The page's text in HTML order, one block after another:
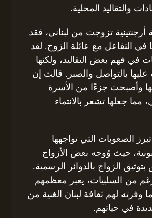
والتقاليد المحلية.
أرجنتينية تزوجت من لبناني، فقد
في التفاعل مع عائلة الزوج. لقد
في فهم بعض التقاليد، ولكنها
بالتواصل والصبر. قالت إن
وأصبحت جزءًا من الأسرة
جعلها تشعر بالانتماء
الصعوبات التي تواجهها
حيث وُوجه بعض الأزواج
الزواج بالدوائر الرسمية.
من السلبيات، يعبر معظمهم
وفرته لهم ثقافة لبنان الغنية من
في حياتهم.